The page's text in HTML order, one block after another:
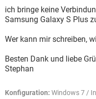
WHATSAPP
WINDOWS 10
WHATSAPP
ich bringe keine
Samsung Galaxy S Plus
Wer kann mir schreiben,
Besten Dank und liebe
Stephan
Konfiguration: Windows 7 /